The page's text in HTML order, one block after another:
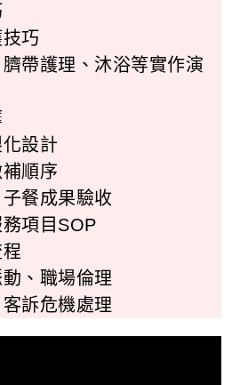
巧
帶護理、沐浴等實作演
設計
順序
餐成果驗收
項目SOP
、職場倫理
訴危機處理